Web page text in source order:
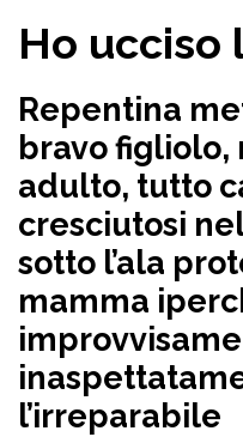
Ho ucciso
Repentina
bravo
adulto, tutto
cresciutosi
sotto l’ala
mamma
l’irreparabile